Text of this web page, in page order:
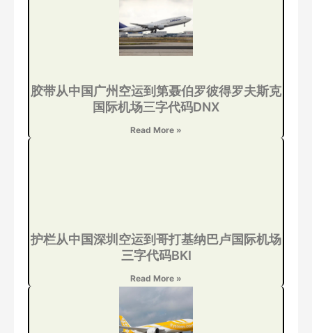
胶带从中国广州空运到第聂伯罗彼得罗夫斯克
国际机场三字代码DNX
Read More »
护栏从中国深圳空运到哥打基纳巴卢国际机场
三字代码BKI
Read More »